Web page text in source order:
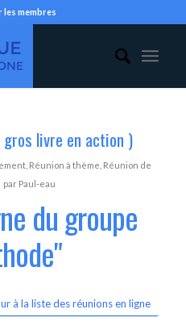
les membres
gros livre en action )
, Réunion à thème Réunion de
par Paul-eau
du groupe
à la liste des réunions en ligne